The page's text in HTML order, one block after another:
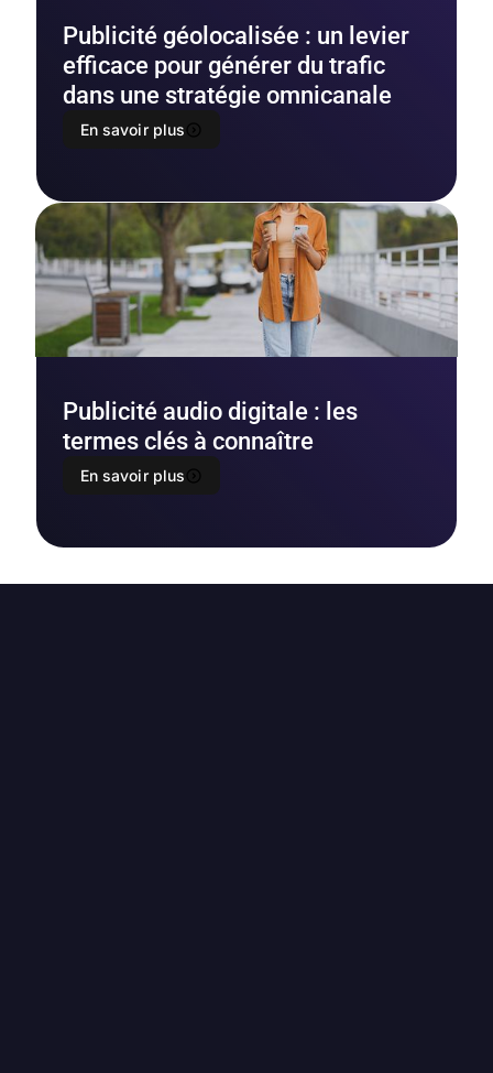
Publicité géolocalisée : un levier
efficace pour générer du trafic
dans une stratégie omnicanale
En savoir plus
Publicité audio digitale : les
termes clés à connaître
En savoir plus